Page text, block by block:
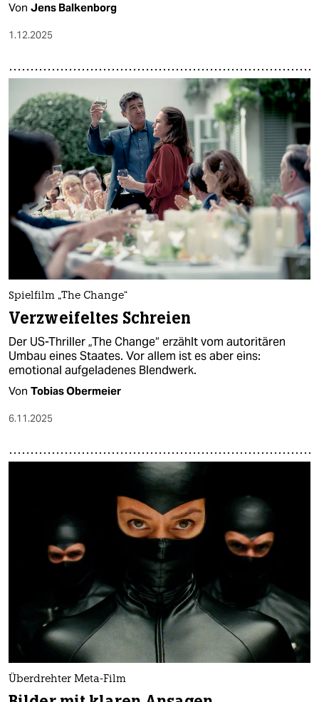
Von Jens Balkenborg
1.12.2025
Spielfilm „The Change“
Verzweifeltes Schreien
Der US-Thriller „The Change“ erzählt vom autoritären
Umbau eines Staates. Vor allem ist es aber eins:
emotional aufgeladenes Blendwerk.
Von Tobias Obermeier
6.11.2025
Überdrehter Meta-Film